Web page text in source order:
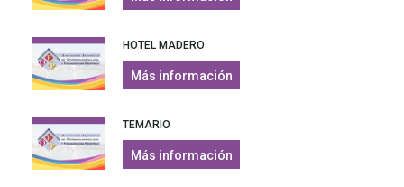
HOTEL MADERO
Más información
TEMARIO
Más información